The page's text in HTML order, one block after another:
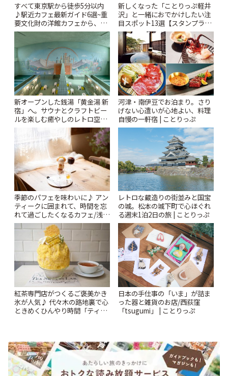
すべて東京駅から徒歩5分以内
♪駅近カフェ最新ガイド6選~重
要文化財の洋館カフェから、改
札すぐのレトロ喫茶まで~ | こと
新しくなった「ことりっぷ軽井
沢」と一緒におでかけしたい注
目スポット13選【スタンプラリ
ー開催中】 | ことりっぷ
新オープンした銭湯「黄金湯 新
宿」へ。サウナとクラフトビー
ルを楽しむ癒やしのレトロ空間
| ことりっぷ
河津・南伊豆でお泊まり。さり
げない心遣いが心地よい、料理
自慢の一軒宿 | ことりっぷ
季節のパフェを味わいに♪ アン
ティークに囲まれて、時間を忘
れて過ごしたくなるカフェ/浅草
「annorum cafe」 | ことりっぷ
レトロな蔵造りの街並みと国宝
の城。松本の城下町で心ほぐれ
る週末1泊2日の旅 | ことりっぷ
紅茶専門店がつくるご褒美かき
氷が人気♪ 代々木の路地裏で心
ときめくひんやり時間「ティー
日本の手仕事の「いま」が詰ま
った器と雑貨のお店/西荻窪
「tsugumi」 | ことりっぷ